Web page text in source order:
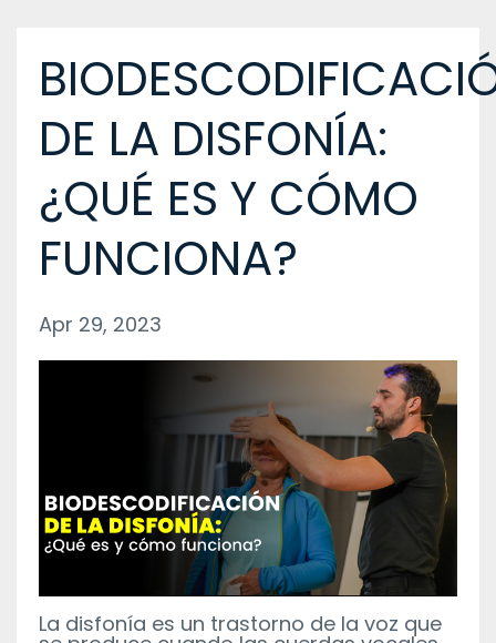
DE LA DISFONÍA:
¿QUÉ ES Y CÓMO
FUNCIONA?
Apr 29, 2023
La disfonía es un trastorno de la voz que